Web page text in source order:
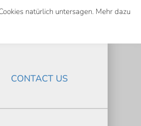
Suche
Search
CONTACT US
natürlich untersagen. Mehr dazu